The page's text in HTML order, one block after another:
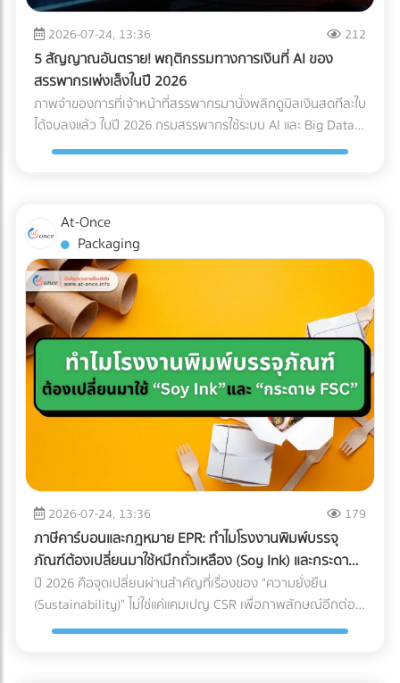
(ระบบบริหารคุณภาพสำหรับเครื่องมือแพทย์) หรือ GDP (Good
Distribution Practice) เพื่อการันตีความมืออาชีพ ระบบติดตาม
แบบ Real-Time (IoT Tracking): ในยุคนี้ การเช็กแค่ว่า "ของถึง
ไหนแล้ว" ไม่พออีกต่อไป ต้องมีเซนเซอร์ IoT ติดไว้กับกล่องสินค้า
เพื่อวัดค่า G-Force (แรงกระแทก), อุณหภูมิ และความเอียง (Tilt)
ตลอดการเดินทาง ซึ่งข้อมูลเหล่านี้สามารถใช้เป็นหลักฐานยืนยัน
ความสมบูรณ์ของสินค้าเมื่อส่งมอบได้ สรุปความคุ้มค่า (ROI):
ย่อมมีราคาสูงกว่าขนส่งทั่วไปประมาณ 20-30% แต่ในมุมมอง
ของการบริหารความเสี่ยง (Risk Management) การลงทุนตรง
นี้ "คุ้มค่ามหาศาล" เมื่อเทียบกับสิ่งที่คุณต้องเสียหากเกิดข้อผิด
พลาด เช่น ค่าซ่อมแซมอะไหล่หลักแสน, ค่าเสียโอกาสจากการ
เลื่อนวันเปิดคลินิก, ค่าปรับจากโรงพยาบาล หรือแม้แต่การถูก
บริษัทประกันปฏิเสธความคุ้มครองเพราะใช้ระบบขนส่งที่ไม่ได้
มาตรฐาน การเลือกใช้บริการขนส่งเฉพาะทางจึงเปรียบเสมือน
การซื้อ "ความสบายใจ" และ "ความมั่นคง" ให้กับธุรกิจของคุณ
ครับ ???? อุปกรณ์การแพทย์ของคุณมีมูลค่าสูงเกินกว่าจะฝากไว้
กับใครก็ได้ การหาบริษัท Logistics (3PL) ที่มีรถขนส่งแบบ Air-
Ride Suspension พร้อมทีมงานที่ผ่านการอบรมมาตรฐาน
White Glove Service ไม่ใช่เรื่องง่ายและต้องใช้เวลาในการตรวจ
สอบประวัติอย่างละเอียด ลดความเสี่ยงและประหยัดเวลาของฝ่าย
จัดซื้อ ด้วยการค้นหาและเปรียบเทียบบริษัทขนส่งเฉพาะทาง
สำหรับเครื่องมือแพทย์ (Healthcare Logistics) ที่ได้มาตรฐาน
สากล ได้ฟรีที่ At-once แพลตฟอร์มรวบรวมธุรกิจ B2B ชั้นนำ
ของประเทศไทย
Page เฉพาะกิจ (Dedicated Landing Page) อย่าส่งลูกค้ากลุ่ม
นี้ไปที่หน้า Home ของเว็บไซต์โรงแรมทั่วไป ให้สร้างหน้า Landing
Page แยกออกมาต่างหากเพื่อขายแพ็กเกจ Long-stay โดย
เฉพาะ หน้านี้ต้องโชว์ภาพห้องทำงานที่สว่าง มีปลั๊กไฟเพียงพอ
และระบุความเร็วอินเทอร์เน็ตอย่างชัดเจน พร้อมปุ่ม Call-to-
Action ที่กระตุ้นให้เกิดการจองตรง (Direct Booking) ทันที 2.
จัดแพ็กเกจ "Ready to Work" เพื่ออัปราคา (Upselling) แทนที่
จะลดราคาห้องพักเพื่อแข่งกับอพาร์ตเมนต์ ให้คุณเพิ่มมูลค่า
อุปกรณ์เหล่านี้เพียงหลักพัน สามารถนำมาตั้งเป็นแพ็กเกจ "Pro
Nomad" ที่ชาร์จราคาเพิ่มได้เดือนละหลายพันบาท แถมยังเป็น
สเปกที่ดึงดูดใจชาว Remote Worker ขั้นสุด 3. ยิงโฆษณาแบบ
เจาะจงเป้าหมาย (Precision Targeting Ads) เลิกหว่านโฆษณา
กว้างๆ แล้วหันมาใช้กลยุทธ์ยิงแอด (Digital Ads) เจาะกลุ่มคน
ต่างชาติที่ทำงานออนไลน์ เช่น ค้นหาผู้ที่สนใจ "Work from
Thailand", "Digital Nomad Visa Thailand" หรือทำ
Retargeting ไปยังกลุ่มที่เคยเข้ามาดูเว็บไซต์ของคุณแต่ยังไม่
ตัดสินใจจอง อย่าปล่อยให้โอกาสหลุดลอยไป... ให้ At-once ช่วย
คุณหาทีมที่ใช่! การปรับเปลี่ยนโครงสร้างราคา สร้าง Landing
Page ที่มี Conversion Rate สูง และการยิงโฆษณาเจาะตลาด
ต่างชาติ ต้องอาศัยความเชี่ยวชาญเฉพาะทาง หากทีม In-house
ของโรงแรมคุณมีงานล้นมืออยู่แล้ว การใช้บริการ Outsource คือ
ทางออกที่รวดเร็วและคุ้มค่าที่สุด อย่าปล่อยให้ห้องพักต้องว่าง
เปล่าในช่วง Low Season! ยกระดับการตลาดโรงแรมของคุณวัน
นี้ เข้ามาค้นหาพาร์ทเนอร์ที่เชี่ยวชาญบน At-once แพลตฟอร์ม
รวบรวมบริษัท B2B ชั้นนำของไทย เรามีตัวเลือกให้คุณครบจบใน
ที่เดียว: Digital Marketing Agency: ผู้เชี่ยวชาญด้านการวาง
กลยุทธ์และยิงแอดเจาะตลาดต่างชาติ Web Developer / UX-UI
Designer: ทีมสร้าง Landing Page และระบบ Direct Booking
2026-07-24, 13:36 212
5 สัญญาณอันตราย! พฤติกรรมทางการเงินที่ AI ของ
สรรพากรเพ่งเล็งในปี 2026
ภาพจำของการที่เจ้าหน้าที่สรรพากรมานั่งพลิกดูบิลเงินสดทีละใบ
ได้จบลงแล้ว ในปี 2026 กรมสรรพากรใช้ระบบ AI และ Big Data
ในการเชื่อมโยงข้อมูลทางการเงินของธุรกิจแบบเรียลไทม์ (Real-
ทางการเงินแบบนี้อยู่ นี่คือ 5 สัญญาณอันตรายที่ AI ของ
สรรพากรจะจัดว่าบริษัทคุณเป็น "กลุ่มเสี่ยงสูง (High Risk)"
ทันที: 1. ข้อมูล e-Tax ไม่ตรงกับ Statement ธนาคาร AI
สามารถดึงข้อมูลความเคลื่อนไหวของบัญชีธนาคาร (ที่เข้าเกณฑ์
รายงาน) มาจับคู่กับรายได้ที่คุณสำแดงผ่านระบบ e-Tax Invoice
และ e-Withholding Tax หากมีเงินโอนเข้าบัญชีบริษัทจำนวนมาก
แต่ยอดขายที่แจ้งเสียภาษีกลับต่ำเตี้ยเรี่ยดิน ระบบจะตีธงแดงทันที
2. ขาดทุนสะสมติดต่อกัน... แต่เจ้าของรวยขึ้น บริษัทแจ้งงบการ
เงินว่า "ขาดทุน" หรือ "กำไรน้อยมาก" ต่อเนื่อง 3-5 ปี แต่
กรรมการบริษัทกลับมีการซื้อทรัพย์สินขนาดใหญ่ เช่น รถสปอร์ต
อสังหาริมทรัพย์ หรือมีการโอนเงินออกไปยังบัญชีส่วนตัวบ่อย
ครั้ง AI จะประเมินว่านี่คือการโยกเงินบริษัท (Siphoning) หรือการ
ปกปิดรายได้ 3. สินค้าคงเหลือ (Inventory) ในงบ ไม่สอดคล้อง
กับความเป็นจริง นี่คือจุดตายของธุรกิจซื้อมาขายไป หากยอด
ขายของคุณน้อย แต่การสั่งซื้อวัตถุดิบหรือนำเข้าสินค้ามีปริมาณ
มหาศาลจน "สต็อกบวม" ผิดปกติ สรรพากรจะตั้งข้อสงสัยว่า
คุณแอบขายสินค้าแบบไม่มีใบกำกับภาษี (ขายของเถื่อน/ขายตัด
ราคา) 4. ค่าใช้จ่ายเบ็ดเตล็ดและค่ารับรองพุ่งสูงปรี๊ด การยัด
"รายจ่ายส่วนตัว" เข้ามาเป็น "ค่าใช้จ่ายบริษัท" เป็นเรื่องที่ AI จับ
ทางได้ง่ายมาก หากหมวดหมู่ค่ารับรอง ค่าเดินทาง หรือค่าใช้จ่าย
At-Once
Packaging
2026-07-24, 13:36 179
ภาษีคาร์บอนและกฎหมาย EPR: ทำไมโรงงานพิมพ์บรรจุ
ภัณฑ์ต้องเปลี่ยนมาใช้หมึกถั่วเหลือง (Soy Ink) และกระดาษ
FSC
ปี 2026 คือจุดเปลี่ยนผ่านสำคัญที่เรื่องของ "ความยั่งยืน
(Sustainability)" ไม่ใช่แค่แคมเปญ CSR เพื่อภาพลักษณ์อีกต่อ
ไป แต่กลายเป็น "กำแพงภาษี" และ "ข้อกีดกันทางการค้า" ที่ส่ง